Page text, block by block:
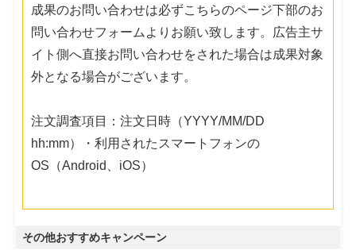
成果のお問い合わせは必ずこちらのページ下部のお
問い合わせフォームよりお願い致します。広告主サ
イト側へ直接お問い合わせをされた場合は成果対象
外となる場合がございます。
注文調査項目：注文日時（YYYY/MM/DD
hh:mm）・利用されたスマートフォンの
OS（Android、iOS）
その他おすすめキャンペーン